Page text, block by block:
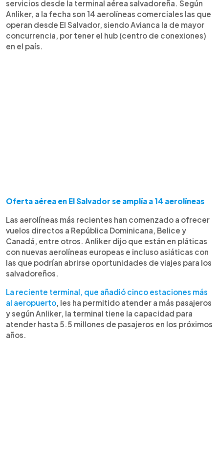
servicios desde la terminal aérea salvadoreña. Según
Anliker, a la fecha son 14 aerolíneas comerciales las que
operan desde El Salvador, siendo Avianca la de mayor
concurrencia, por tener el hub (centro de conexiones)
en el país.
Oferta aérea en El Salvador se amplía a 14 aerolíneas
Las aerolíneas más recientes han comenzado a ofrecer
vuelos directos a República Dominicana, Belice y
Canadá, entre otros. Anliker dijo que están en pláticas
con nuevas aerolíneas europeas e incluso asiáticas con
las que podrían abrirse oportunidades de viajes para los
salvadoreños.
La reciente terminal, que añadió cinco estaciones más
al aeropuerto, les ha permitido atender a más pasajeros
y según Anliker, la terminal tiene la capacidad para
atender hasta 5.5 millones de pasajeros en los próximos
años.